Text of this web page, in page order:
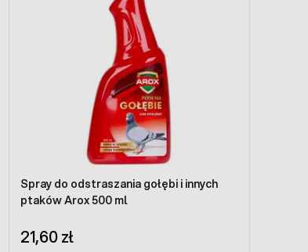
Spray do odstraszania gołębi i innych
ptaków Arox 500 ml
21,60 zł